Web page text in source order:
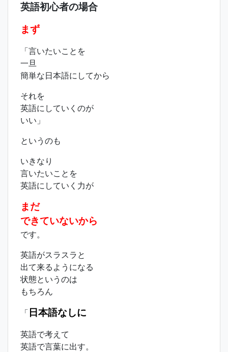
英語初心者の場合
まず
「言いたいことを
一旦
簡単な日本語にしてから
それを
英語にしていくのが
いい」
というのも
いきなり
言いたいことを
英語にしていく力が
まだ
できていないから
です。
英語がスラスラと
出て来るようになる
状態というのは
もちろん
「 日本語なしに
英語で考えて
英語で言葉に出す。